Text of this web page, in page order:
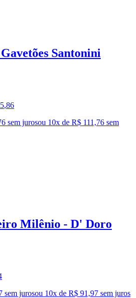
Santonini
,86
sem jurosou 10x de R$ 111,76 sem
Milênio - D' Doro
sem jurosou 10x de R$ 91,97 sem juros